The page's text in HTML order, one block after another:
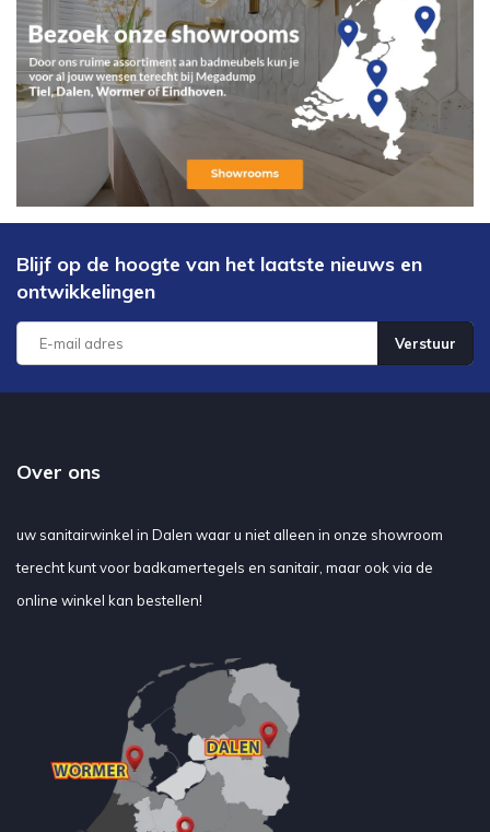
Blijf op de hoogte van het laatste nieuws en
ontwikkelingen
Verstuur
Over ons
uw sanitairwinkel in Dalen waar u niet alleen in onze showroom
terecht kunt voor badkamertegels en sanitair, maar ook via de
online winkel kan bestellen!